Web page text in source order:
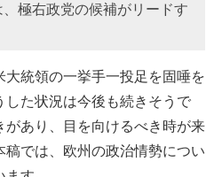
極右政党の候補がリードす
統領の一挙手一投足を固唾を
た状況は今後も続きそうで
あり、目を向けるべき時が来
では、欧州の政治情勢につい